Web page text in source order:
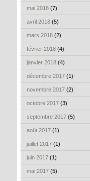
mai 2018 (7)
avril 2018 (5)
mars 2018 (2)
février 2018 (4)
janvier 2018 (4)
décembre 2017 (1)
novembre 2017 (2)
octobre 2017 (3)
septembre 2017 (5)
août 2017 (1)
juillet 2017 (1)
juin 2017 (1)
mai 2017 (5)